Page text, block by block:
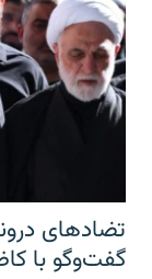
تضادهای
گفت‌‌وگو با